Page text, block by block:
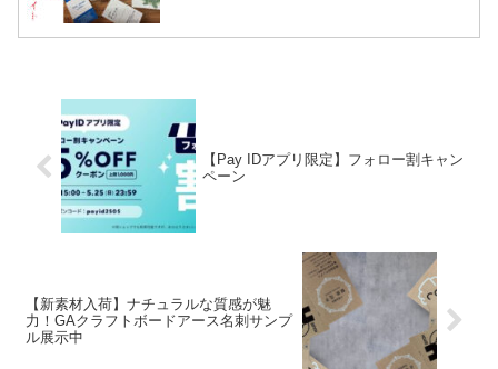
【Pay IDアプリ限定】フォロー割キャン
ペーン
【新素材入荷】ナチュラルな質感が魅
力！GAクラフトボードアース名刺サンプ
ル展示中